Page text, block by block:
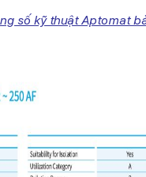
số kỹ thuật Aptomat